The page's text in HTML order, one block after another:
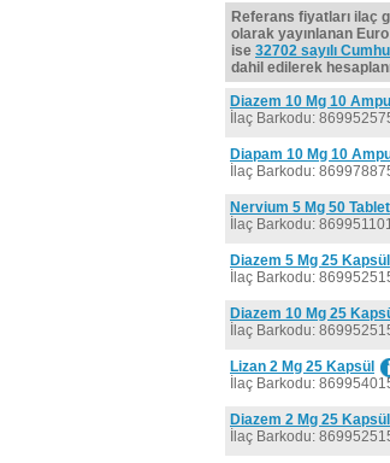
Referans fiyatları ilaç
olarak yayınlanan
ise 32702 sayılı
dahil edilerek
Diazem 10 Mg 10 Ampul
İlaç Barkodu:
Diapam 10 Mg 10
İlaç Barkodu:
Nervium 5 Mg 50 Tablet
İlaç Barkodu:
Diazem 5 Mg 25 Kapsül
İlaç Barkodu:
Diazem 10 Mg 25
İlaç Barkodu:
Lizan 2 Mg 25 Kapsül
İlaç Barkodu:
Diazem 2 Mg 25 Kapsül
İlaç Barkodu: